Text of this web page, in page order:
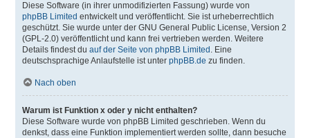
Diese Software (in ihrer unmodifizierten Fassung) wurde von
phpBB Limited entwickelt und veröffentlicht. Sie ist urheberrechtlich
geschützt. Sie wurde unter der GNU General Public License, Version 2
(GPL-2.0) veröffentlicht und kann frei vertrieben werden. Weitere
Details findest du auf der Seite von phpBB Limited . Eine
deutschsprachige Anlaufstelle ist unter phpBB.de zu finden.
Nach oben
Warum ist Funktion x oder y nicht enthalten?
Diese Software wurde von phpBB Limited geschrieben. Wenn du
denkst, dass eine Funktion implementiert werden sollte, dann besuche